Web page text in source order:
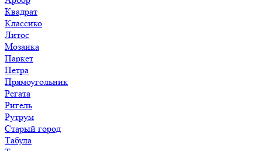
Квадрат
Классико
Литос
Мозаика
Паркет
Петра
Прямоугольник
Регата
Ригель
Рутрум
Старый город
Табула